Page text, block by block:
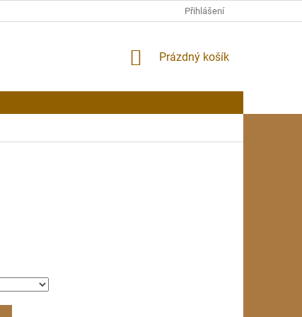
Přihlášení
NÁKUPNÍ
Prázdný košík